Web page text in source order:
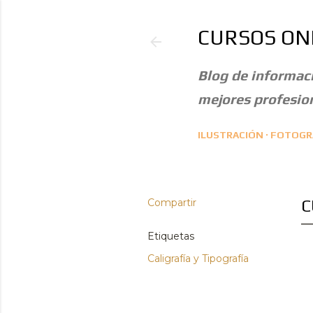
CURSOS
Blog de
mejores
ILUSTRACIÓN
Compartir
Etiquetas
Caligrafía y Tipografía